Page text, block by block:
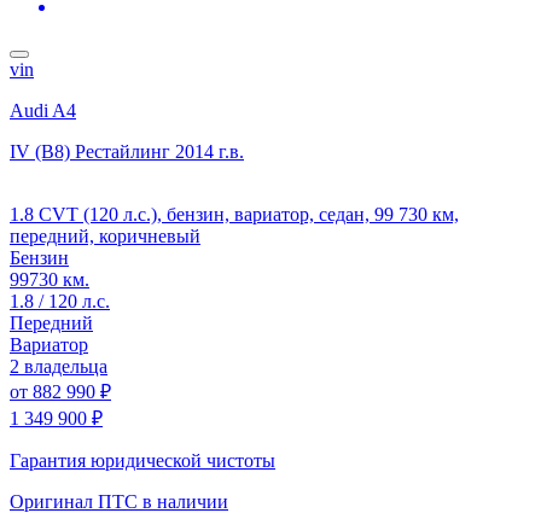
vin
Audi A4
IV (B8) Рестайлинг 2014 г.в.
1.8 CVT (120 л.с.), бензин, вариатор, седан, 99 730 км,
передний, коричневый
Бензин
99730 км.
1.8 / 120 л.с.
Передний
Вариатор
2 владельца
от 882 990 ₽
1 349 900 ₽
Гарантия юридической чистоты
Оригинал ПТС в наличии